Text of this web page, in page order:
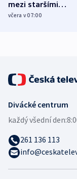
mezi staršími
Poláky nebezpečné
včera v 07:00
Divácké centrum
každý všední den:
261 136 113